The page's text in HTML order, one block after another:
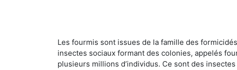
Les fourmis sont issues de la famille des
insectes sociaux formant des colonies, appelés
plusieurs millions d’individus. Ce sont des